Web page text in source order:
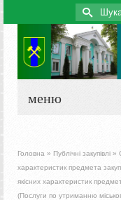
Search
for:
меню
Головна » Публічні закупівлі »
характеристик предмета
якісних характеристик
(Послуги по утриманню